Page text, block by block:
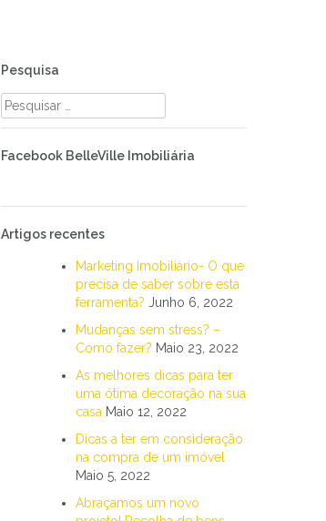
Pesquisa
Pesquisar
por:
Facebook BelleVille Imobiliária
Artigos recentes
Marketing Imobiliário- O que
precisa de saber sobre esta
ferramenta? Junho 6, 2022
Mudanças sem stress? –
Como fazer? Maio 23, 2022
As melhores dicas para ter
uma ótima decoração na sua
casa Maio 12, 2022
Dicas a ter em consideração
na compra de um imóvel
Maio 5, 2022
Abraçamos um novo